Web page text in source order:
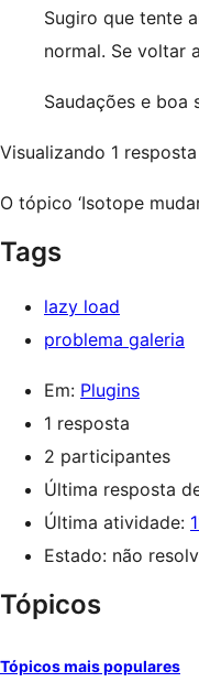
Sugiro que tente
normal. Se voltar
Saudações e boa
Visualizando 1
O tópico ‘Isotope
Tags
lazy load
problema galeria
Em: Plugins
1 resposta
2 participantes
Última resposta
Última atividade:
Estado: não
Tópicos
Tópicos mais populares